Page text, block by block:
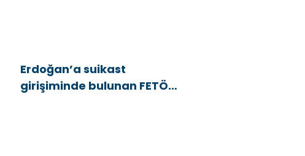
Erdoğan’a suikast
girişiminde bulunan FETÖ